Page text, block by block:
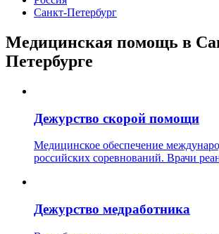
Санкт-Петербург
Медицинская помощь в
Петербурге
Дежурство скорой помощи
Медицинское обеспечение
российских соревнований. Врачи
Дежурство медработника